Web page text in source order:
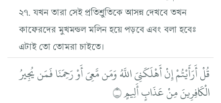
২৭. যখন তারা সেই প্রতিশ্রুতিকে আসন্ন দেখবে তখন
কাফেরদের মুখমন্ডল মলিন হয়ে পড়বে এবং বলা হবেঃ
এটাই তো তোমরা চাইতে।
قُلْ أَرَأَيْتُمْ إِنْ أَهْلَكَنِيَ اللَّهُ وَمَن مَّعِيَ أَوْ رَحِمَنَا فَمَن يُجِيرُ
الْكَافِرِينَ مِنْ عَذَابٍ أَلِيمٍ ۝